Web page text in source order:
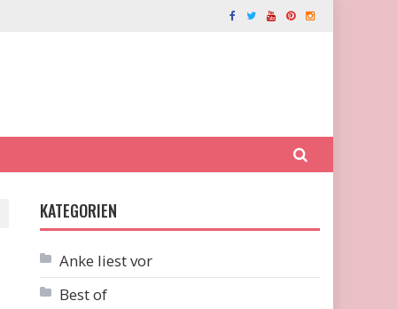
KATEGORIEN
Anke liest vor
Best of